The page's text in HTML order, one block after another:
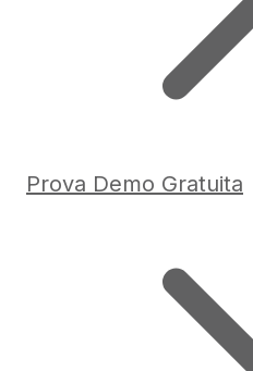
Prova Demo Gratuita